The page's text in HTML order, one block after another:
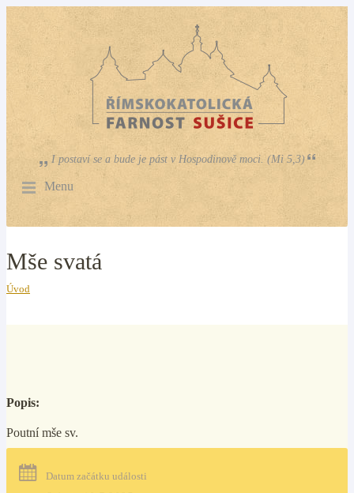
I postaví se a bude je pást v Hospodinově moci. (Mi 5,3)
Menu
Mše svatá
Úvod
Popis:
Poutní mše sv.
Datum začátku události